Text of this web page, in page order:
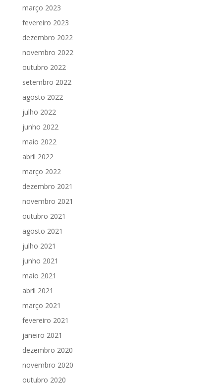
março 2023
fevereiro 2023
dezembro 2022
novembro 2022
outubro 2022
setembro 2022
agosto 2022
julho 2022
junho 2022
maio 2022
abril 2022
março 2022
dezembro 2021
novembro 2021
outubro 2021
agosto 2021
julho 2021
junho 2021
maio 2021
abril 2021
março 2021
fevereiro 2021
janeiro 2021
dezembro 2020
novembro 2020
outubro 2020